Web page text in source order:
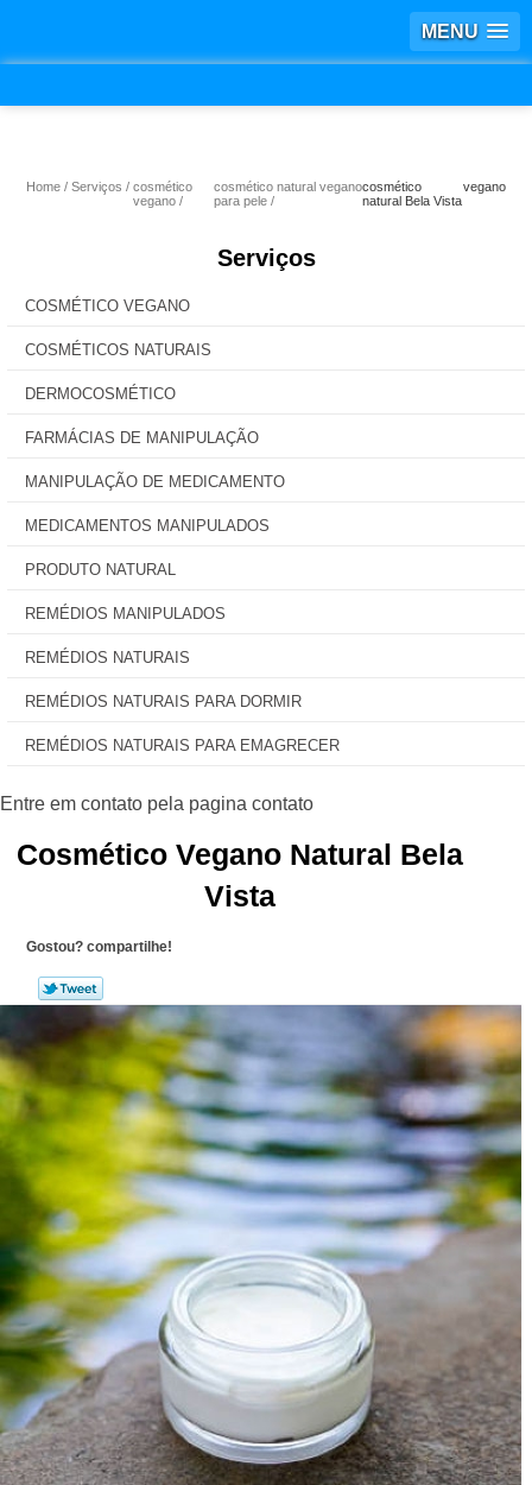
MENU
Home Serviços
cosmético
vegano
cosmético natural vegano
para pele
cosmético vegano
natural Bela Vista
Serviços
COSMÉTICO VEGANO
COSMÉTICOS NATURAIS
DERMOCOSMÉTICO
FARMÁCIAS DE MANIPULAÇÃO
MANIPULAÇÃO DE MEDICAMENTO
MEDICAMENTOS MANIPULADOS
PRODUTO NATURAL
REMÉDIOS MANIPULADOS
REMÉDIOS NATURAIS
REMÉDIOS NATURAIS PARA DORMIR
REMÉDIOS NATURAIS PARA EMAGRECER
Cosmético Vegano Natural Bela
Vista
Gostou? compartilhe!